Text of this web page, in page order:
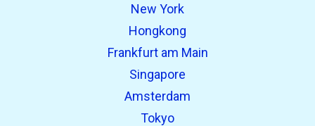
New York
Hongkong
Frankfurt am Main
Singapore
Amsterdam
Tokyo